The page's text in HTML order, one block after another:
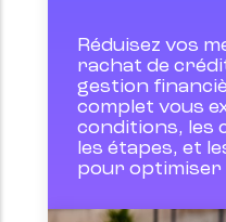
Réduisez vos
rachat de
gestion
complet vous
conditions, les
les étapes, et
pour optimiser